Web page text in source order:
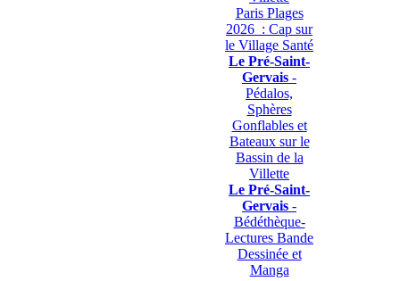
Paris Plages
2026 : Cap sur
le Village Santé
Le Pré-Saint-
Gervais -
Pédalos,
Sphères
Gonflables et
Bateaux sur le
Bassin de la
Villette
Le Pré-Saint-
Gervais -
Bédéthèque-
Lectures Bande
Dessinée et
Manga